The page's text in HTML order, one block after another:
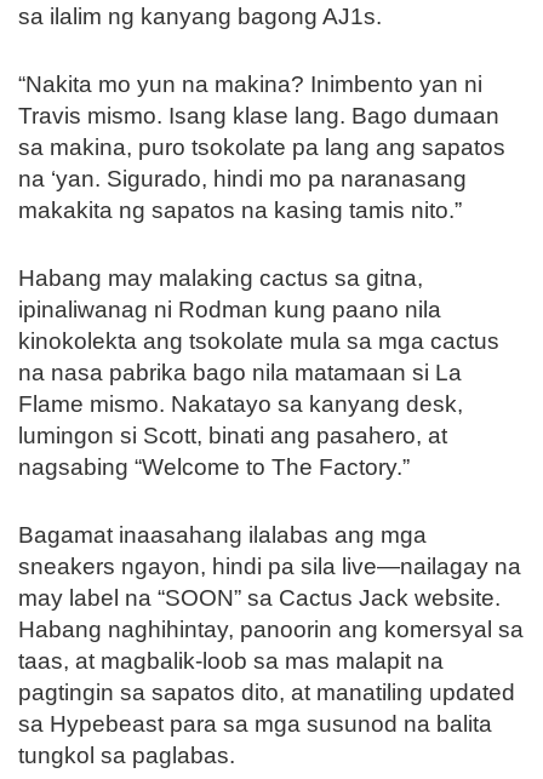
sa ilalim ng kanyang bagong AJ1s.
“Nakita mo yun na makina? Inimbento yan ni
Travis mismo. Isang klase lang. Bago dumaan
sa makina, puro tsokolate pa lang ang sapatos
na ‘yan. Sigurado, hindi mo pa naranasang
makakita ng sapatos na kasing tamis nito.”
Habang may malaking cactus sa gitna,
ipinaliwanag ni Rodman kung paano nila
kinokolekta ang tsokolate mula sa mga cactus
na nasa pabrika bago nila matamaan si La
Flame mismo. Nakatayo sa kanyang desk,
lumingon si Scott, binati ang pasahero, at
nagsabing “Welcome to The Factory.”
Bagamat inaasahang ilalabas ang mga
sneakers ngayon, hindi pa sila live—nailagay na
may label na “SOON” sa Cactus Jack website.
Habang naghihintay, panoorin ang komersyal sa
taas, at magbalik-loob sa mas malapit na
pagtingin sa sapatos dito, at manatiling updated
sa Hypebeast para sa mga susunod na balita
tungkol sa paglabas.